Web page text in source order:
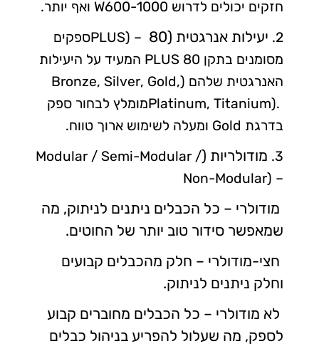
חזקים יכולים לדרוש 600-1000
W ואף יותר.
2. יעילות אנרגטית (80 PLUS) –ספקים
מסומנים בתקן 80
PLUS המעיד על היעילות
האנרגטית שלהם (Bronze, Silver, Gold,
Platinum, Titanium).מומלץ לבחור ספק
בדרגת Gold ומעלה לשימוש ארוך טווח.
3. מודולריות (Modular / Semi-Modular /
Non-Modular) –
מודולרי – כל הכבלים ניתנים לניתוק, מה
שמאפשר סידור טוב יותר של החוטים.
חצי-מודולרי – חלק מהכבלים קבועים
וחלק ניתנים לניתוק.
לא מודולרי – כל הכבלים מחוברים קבוע
לספק, מה שעלול להפריע בניהול כבלים